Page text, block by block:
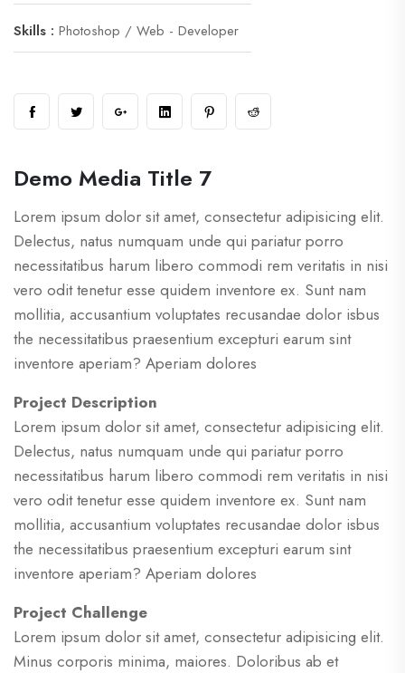
Skills : Photoshop / Web - Developer
Demo Media Title 7
Lorem ipsum dolor sit amet, consectetur adipisicing elit.
Delectus, natus numquam unde qui pariatur porro
necessitatibus harum libero commodi rem veritatis in nisi
vero odit tenetur esse quidem inventore ex. Sunt nam
mollitia, accusantium voluptates recusandae dolor isbus
the necessitatibus praesentium excepturi earum sint
inventore aperiam? Aperiam dolores
Project Description
Lorem ipsum dolor sit amet, consectetur adipisicing elit.
Delectus, natus numquam unde qui pariatur porro
necessitatibus harum libero commodi rem veritatis in nisi
vero odit tenetur esse quidem inventore ex. Sunt nam
mollitia, accusantium voluptates recusandae dolor isbus
the necessitatibus praesentium excepturi earum sint
inventore aperiam? Aperiam dolores
Project Challenge
Lorem ipsum dolor sit amet, consectetur adipisicing elit.
Minus corporis minima, maiores. Doloribus ab et